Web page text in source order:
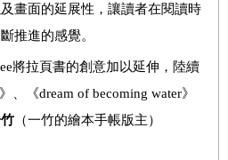
畫面的延展性，讓讀者在閱讀時
推進的感覺。
將拉頁書的創意加以延伸，陸續
》、《dream of becoming water》
（一竹的繪本手帳版主）